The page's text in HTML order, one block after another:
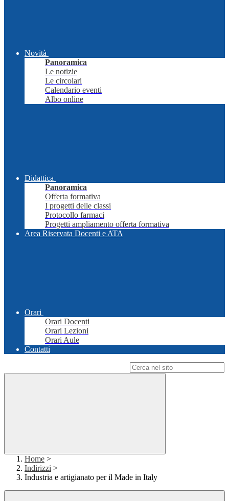
Novità
Panoramica
Le notizie
Le circolari
Calendario eventi
Albo online
Didattica
Panoramica
Offerta formativa
I progetti delle classi
Protocollo farmaci
Progetti ampliamento offerta formativa
Area Riservata Docenti e ATA
Orari
Orari Docenti
Orari Lezioni
Orari Aule
Contatti
Home >
Indirizzi >
Industria e artigianato per il Made in Italy